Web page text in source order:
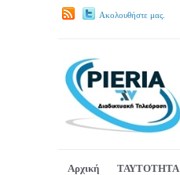
Ακολουθήστε μας.
Αρχική ΤΑΥΤΟΤΗΤΑ